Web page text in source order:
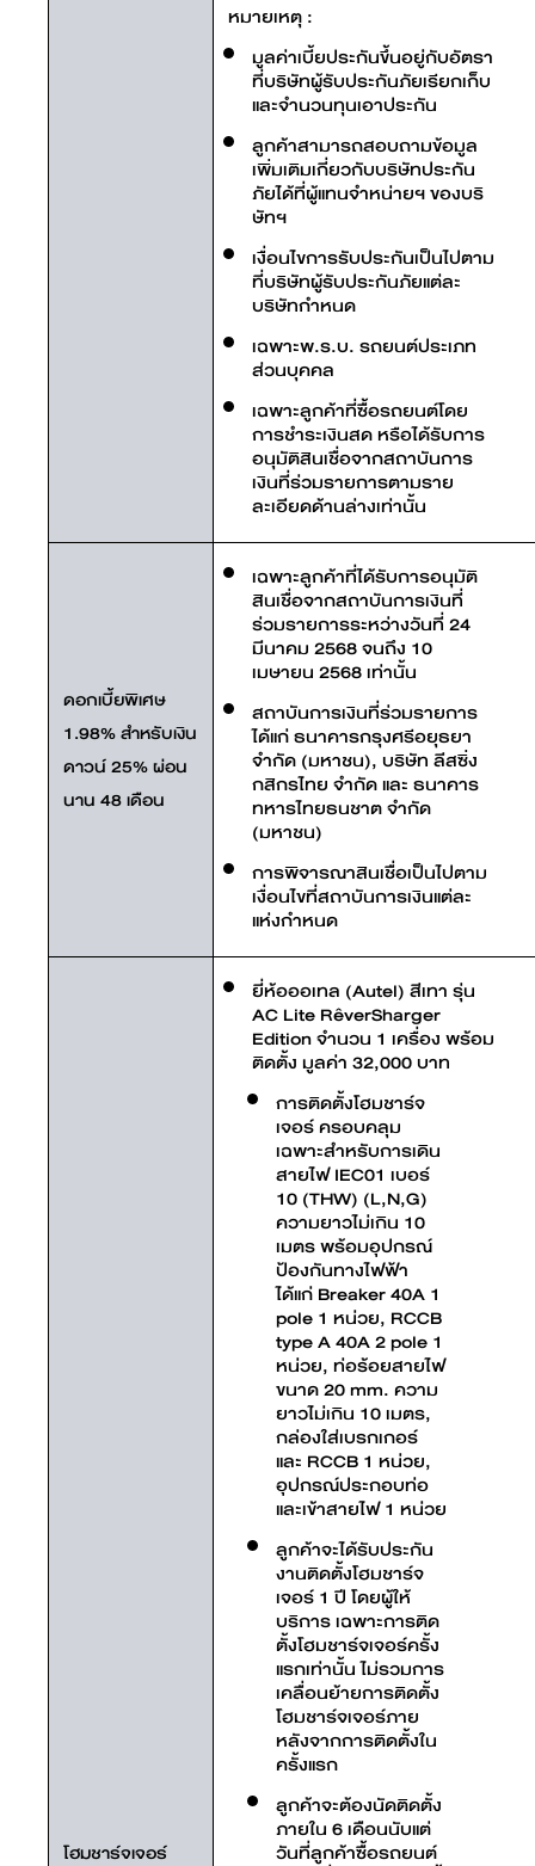
หมายเหตุ :
มูลค่าเบี้ยประกันขึ้นอยู่กับอัตรา
ที่บริษัทผู้รับประกันภัยเรียกเก็บ
และจำนวนทุนเอาประกัน
ลูกค้าสามารถสอบถามข้อมูล
เพิ่มเติมเกี่ยวกับบริษัทประกัน
ภัยได้ที่ผู้แทนจำหน่ายฯ ของบริ
ษัทฯ
เงื่อนไขการรับประกันเป็นไปตาม
ที่บริษัทผู้รับประกันภัยแต่ละ
บริษัทกำหนด
เฉพาะพ.ร.บ. รถยนต์ประเภท
ส่วนบุคคล
เฉพาะลูกค้าที่ซื้อรถยนต์โดย
การชำระเงินสด หรือได้รับการ
อนุมัติสินเชื่อจากสถาบันการ
เงินที่ร่วมรายการตามราย
ละเอียดด้านล่างเท่านั้น
ดอกเบี้ยพิเศษ
1.98% สำหรับเงิน
ดาวน์ 25% ผ่อน
นาน 48 เดือน
เฉพาะลูกค้าที่ได้รับการอนุมัติ
สินเชื่อจากสถาบันการเงินที่
ร่วมรายการระหว่างวันที่ 24
มีนาคม 2568 จนถึง 10
เมษายน 2568 เท่านั้น
สถาบันการเงินที่ร่วมรายการ
ได้แก่ ธนาคารกรุงศรีอยุธยา
จำกัด (มหาชน), บริษัท ลีสซิ่ง
กสิกรไทย จำกัด และ ธนาคาร
ทหารไทยธนชาต จํากัด
(มหาชน)
การพิจารณาสินเชื่อเป็นไปตาม
เงื่อนไขที่สถาบันการเงินแต่ละ
แห่งกำหนด
โฮมชาร์จเจอร์
ยี่ห้อออเทล (Autel) สีเทา รุ่น
AC Lite RêverSharger
Edition จำนวน 1 เครื่อง พร้อม
ติดตั้ง มูลค่า 32,000 บาท
การติดตั้งโฮมชาร์จ
เจอร์ ครอบคลุม
เฉพาะสำหรับการเดิน
สายไฟ IEC01 เบอร์
10 (THW) (L,N,G)
ความยาวไม่เกิน 10
เมตร พร้อมอุปกรณ์
ป้องกันทางไฟฟ้า
ได้แก่ Breaker 40A 1
pole 1 หน่วย, RCCB
type A 40A 2 pole 1
หน่วย, ท่อร้อยสายไฟ
ขนาด 20 mm. ความ
ยาวไม่เกิน 10 เมตร,
กล่องใส่เบรกเกอร์
และ RCCB 1 หน่วย,
อุปกรณ์ประกอบท่อ
และเข้าสายไฟ 1 หน่วย
ลูกค้าจะได้รับประกัน
งานติดตั้งโฮมชาร์จ
เจอร์ 1 ปี โดยผู้ให้
บริการ เฉพาะการติด
ตั้งโฮมชาร์จเจอร์ครั้ง
แรกเท่านั้น ไม่รวมการ
เคลื่อนย้ายการติดตั้ง
โฮมชาร์จเจอร์ภาย
หลังจากการติดตั้งใน
ครั้งแรก
ลูกค้าจะต้องนัดติดตั้ง
ภายใน 6 เดือนนับแต่
วันที่ลูกค้าซื้อรถยนต์